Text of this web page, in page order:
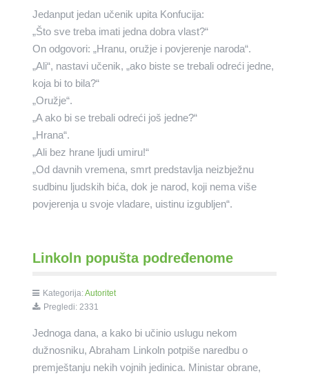
Jedanput jedan učenik upita Konfucija:
„Što sve treba imati jedna dobra vlast?“
On odgovori: „Hranu, oružje i povjerenje naroda“.
„Ali“, nastavi učenik, „ako biste se trebali odreći jedne,
koja bi to bila?“
„Oružje“.
„A ako bi se trebali odreći još jedne?“
„Hrana“.
„Ali bez hrane ljudi umiru!“
„Od davnih vremena, smrt predstavlja neizbježnu
sudbinu ljudskih bića, dok je narod, koji nema više
povjerenja u svoje vladare, uistinu izgubljen“.
Linkoln popušta podređenome
Kategorija:Autoritet
Pregledi: 2331
Jednoga dana, a kako bi učinio uslugu nekom
dužnosniku, Abraham Linkoln potpiše naredbu o
premještanju nekih vojnih jedinica. Ministar obrane,